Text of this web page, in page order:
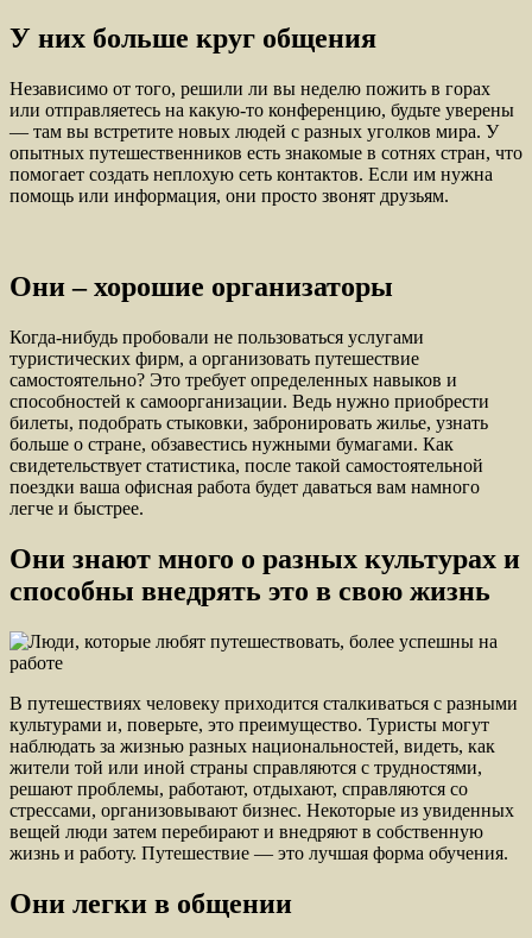
У них больше круг общения
Независимо от того, решили ли вы неделю пожить в горах
или отправляетесь на какую-то конференцию, будьте уверены
— там вы встретите новых людей с разных уголков мира. У
опытных путешественников есть знакомые в сотнях стран, что
помогает создать неплохую сеть контактов. Если им нужна
помощь или информация, они просто звонят друзьям.
Они – хорошие организаторы
Когда-нибудь пробовали не пользоваться услугами
туристических фирм, а организовать путешествие
самостоятельно? Это требует определенных навыков и
способностей к самоорганизации. Ведь нужно приобрести
билеты, подобрать стыковки, забронировать жилье, узнать
больше о стране, обзавестись нужными бумагами. Как
свидетельствует статистика, после такой самостоятельной
поездки ваша офисная работа будет даваться вам намного
легче и быстрее.
Они знают много о разных культурах и
способны внедрять это в свою жизнь
В путешествиях человеку приходится сталкиваться с разными
культурами и, поверьте, это преимущество. Туристы могут
наблюдать за жизнью разных национальностей, видеть, как
жители той или иной страны справляются с трудностями,
решают проблемы, работают, отдыхают, справляются со
стрессами, организовывают бизнес. Некоторые из увиденных
вещей люди затем перебирают и внедряют в собственную
жизнь и работу. Путешествие — это лучшая форма обучения.
Они легки в общении